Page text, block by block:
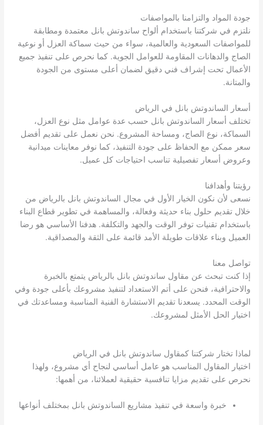
جودة المواد والتزامنا بالمواصفات
نلتزم في شركتنا باستخدام ألواح ساندوتش بانل معتمدة ومطابقة
للمواصفات السعودية والعالمية، سواء من حيث سماكة العزل أو نوعية
الصاج والدهانات المقاومة للعوامل الجوية. كما نحرص على تنفيذ جميع
الأعمال تحت إشراف فني دقيق لضمان أعلى مستوى من الجودة
والمتانة.
أسعار الساندوتش بانل في الرياض
تختلف أسعار الساندوتش بانل حسب عدة عوامل مثل نوع العزل،
السماكة، نوع الصاج، ومساحة المشروع. نحن نعمل على تقديم أفضل
سعر ممكن مع الحفاظ على جودة التنفيذ، كما نوفر معاينات ميدانية
وعروض أسعار تفصيلية تناسب احتياجات كل عميل.
رؤيتنا وأهدافنا
نسعى لأن نكون الخيار الأول في مجال الساندوتش بانل بالرياض من
خلال تقديم حلول بناء حديثة وفعالة، والمساهمة في تطوير قطاع البناء
باستخدام تقنيات توفر الوقت والجهد والتكلفة. هدفنا الأساسي هو رضا
العميل وبناء علاقات طويلة الأمد قائمة على الثقة والمصداقية.
تواصل معنا
إذا كنت تبحث عن مقاول ساندوتش بانل بالرياض يتمتع بالخبرة
والاحترافية، فنحن على أتم الاستعداد لتنفيذ مشروعك بأعلى جودة وفي
الوقت المحدد. يسعدنا تقديم الاستشارة الفنية المناسبة ومساعدتك في
اختيار الحل الأمثل لمشروعك.
لماذا تختار شركتنا كمقاول ساندوتش بانل في الرياض
اختيار المقاول المناسب هو عامل أساسي لنجاح أي مشروع، ولهذا
نحرص على تقديم مزايا تنافسية حقيقية لعملائنا، من أهمها:
خبرة واسعة في تنفيذ مشاريع الساندوتش بانل بمختلف أنواعها